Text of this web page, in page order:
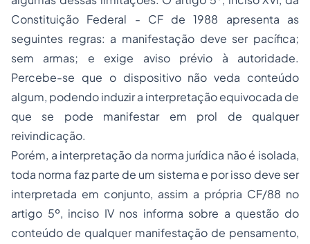
Constituição Federal - CF de 1988 apresenta as
seguintes regras: a manifestação deve ser pacífica;
sem armas; e exige aviso prévio à autoridade.
Percebe-se que o dispositivo não veda conteúdo
algum, podendo induzir a interpretação equivocada de
que se pode manifestar em prol de qualquer
reivindicação.
Porém, a interpretação da norma jurídica não é isolada,
toda norma faz parte de um sistema e por isso deve ser
interpretada em conjunto, assim a própria CF/88 no
artigo 5º, inciso IV nos informa sobre a questão do
conteúdo de qualquer manifestação de pensamento,